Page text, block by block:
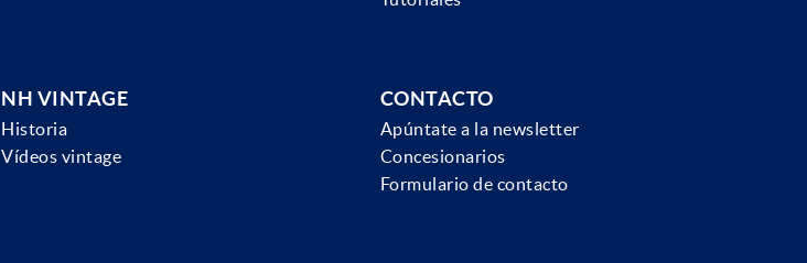
NH VINTAGE
Historia
Vídeos vintage
CONTACTO
Apúntate a la newsletter
Concesionarios
Formulario de contacto